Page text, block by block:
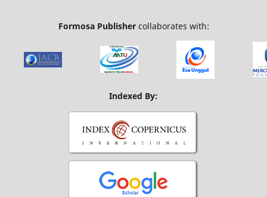
Formosa Publishercollaborates with:
Indexed By: